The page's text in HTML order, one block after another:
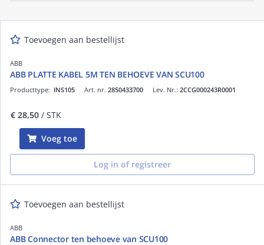
Toevoegen aan bestellijst
ABB
ABB PLATTE KABEL 5M TEN BEHOEVE VAN SCU100
Art. nr. 2850433700
Producttype: INS105 Lev. Nr.: 2CCG000243R0001
€ 28,50 / STK
Voeg toe
Log in of registreer
Toevoegen aan bestellijst
ABB
ABB Connector ten behoeve van SCU100